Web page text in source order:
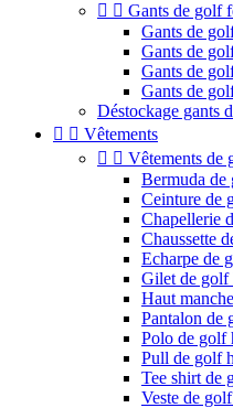
  Gants de golf
Gants de
Gants de
Gants de
Gants de
Déstockage gants
  Vêtements
  Vêtements de
Bermuda de
Ceinture de
Chapellerie
Chaussette
Echarpe de
Gilet de golf
Haut
Pantalon de
Polo de golf
Pull de golf
Tee shirt de
Veste de